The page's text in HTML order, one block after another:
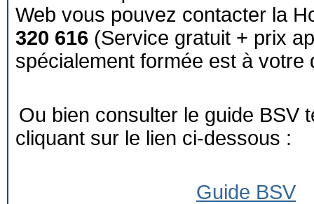
Web vous pouvez contacter la
320 616 (Service gratuit + prix
spécialement formée est à votre
Ou bien consulter le guide BSV
cliquant sur le lien ci-dessous :
Guide BSV